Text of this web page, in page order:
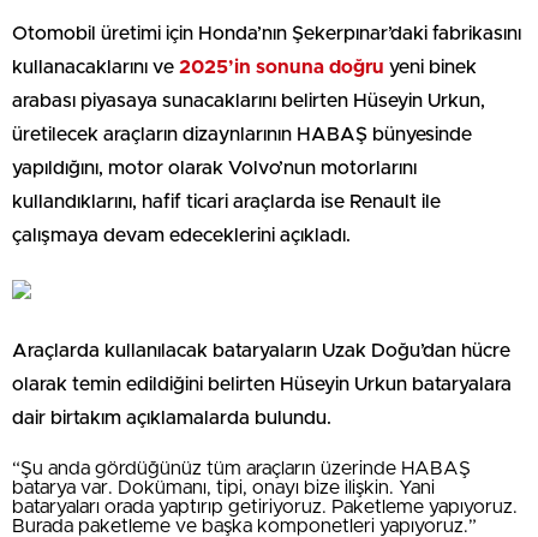
Otomobil üretimi için Honda’nın Şekerpınar’daki fabrikasını
kullanacaklarını ve 2025’in sonuna doğru yeni binek
arabası piyasaya sunacaklarını belirten Hüseyin Urkun,
üretilecek araçların dizaynlarının HABAŞ bünyesinde
yapıldığını, motor olarak Volvo’nun motorlarını
kullandıklarını, hafif ticari araçlarda ise Renault ile
çalışmaya devam edeceklerini açıkladı.
Araçlarda kullanılacak bataryaların Uzak Doğu’dan hücre
olarak temin edildiğini belirten Hüseyin Urkun bataryalara
dair birtakım açıklamalarda bulundu.
“Şu anda gördüğünüz tüm araçların üzerinde HABAŞ
batarya var. Dokümanı, tipi, onayı bize ilişkin. Yani
bataryaları orada yaptırıp getiriyoruz. Paketleme yapıyoruz.
Burada paketleme ve başka komponetleri yapıyoruz.”